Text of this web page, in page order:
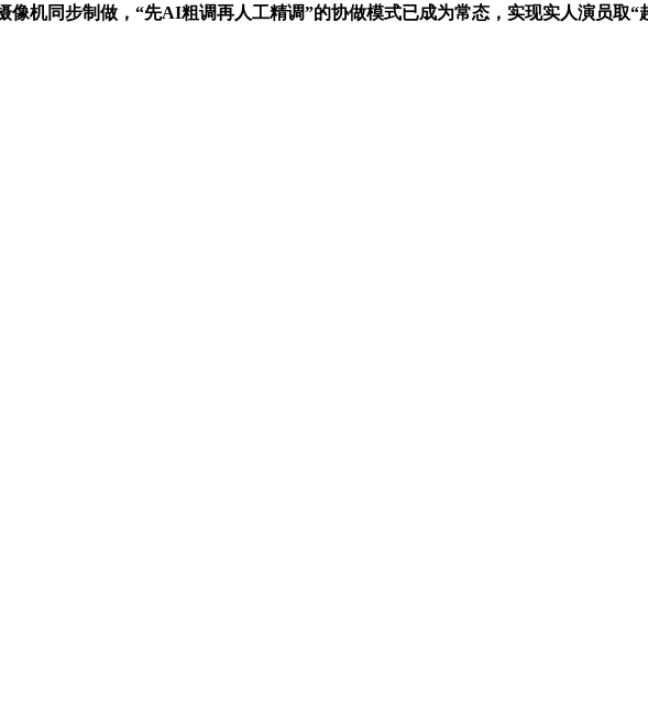
机同步制做，“先AI粗调再人工精调”的协做模式已成为常态，实现实人演员取“